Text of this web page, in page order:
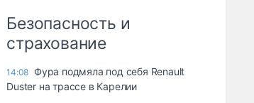
Безопасность и
страхование
14:08 Фура подмяла под себя Renault
Duster на трассе в Карелии